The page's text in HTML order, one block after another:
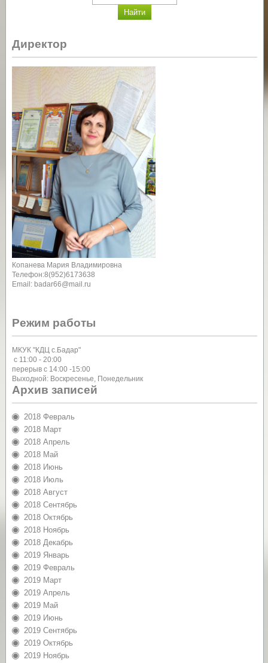
Директор
Копанева Мария Владимировна
Телефон:8(952)6173638
Email: badar66@mail.ru
Режим работы
МКУК "КДЦ с.Бадар"
с 11:00 - 20:00
перерыв с 14:00 -15:00
Выходной: Воскресенье, Понедельник
Архив записей
2018 Февраль
2018 Март
2018 Апрель
2018 Май
2018 Июнь
2018 Июль
2018 Август
2018 Сентябрь
2018 Октябрь
2018 Ноябрь
2018 Декабрь
2019 Январь
2019 Февраль
2019 Март
2019 Апрель
2019 Май
2019 Июнь
2019 Сентябрь
2019 Октябрь
2019 Ноябрь